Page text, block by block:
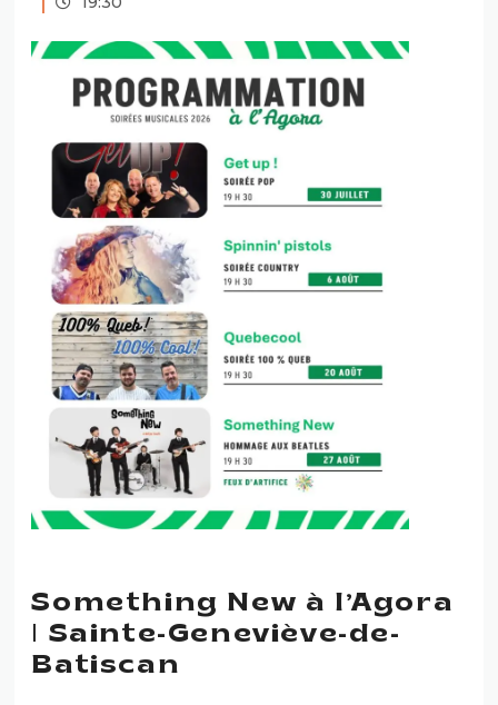
Something New à l’Agora
| Sainte-Geneviève-de-
Batiscan